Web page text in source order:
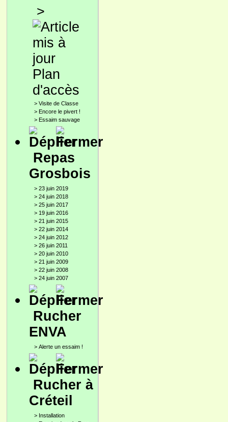
>
Plan
d'accès
> Visite de Classe
> Encore le pivert !
> Essaim sauvage
Repas
Grosbois
> 23 juin 2019
> 24 juin 2018
> 25 juin 2017
> 19 juin 2016
> 21 juin 2015
> 22 juin 2014
> 24 juin 2012
> 26 juin 2011
> 20 juin 2010
> 21 juin 2009
> 22 juin 2008
> 24 juin 2007
Rucher
ENVA
> Alerte un essaim !
Rucher à
Créteil
> Installation